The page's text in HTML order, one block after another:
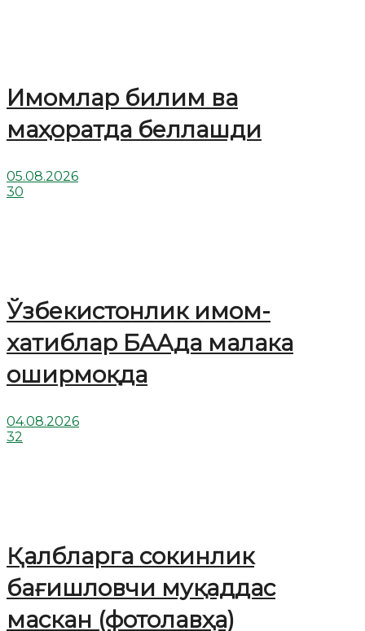
Имомлар билим ва
маҳоратда беллашди
05.08.2026
30
Ўзбекистонлик имом-
хатиблар БААда малака
оширмоқда
04.08.2026
32
Қалбларга сокинлик
бағишловчи муқаддас
маскан (фотолавҳа)